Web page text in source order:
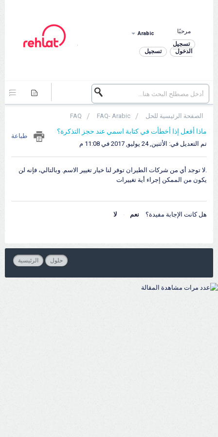
Arabic
مرحبًا
تسجيل
الدخول
تسجيل
الصفحة الرئيسية للحل FAQ- Arabic
FAQ
ماذا أفعل إذا أخطأت في كتابة اسمي عند حجز التذكرة؟
طباعة
تم التعديل في: الأثنين, 24 يوليو, 2017 في 11:08 م
.لا توجد أي من شركات الطيران توفر لنا خيار تغيير الاسم. وبالتالي، فإنه لن
يكون من الممكن إجراء أية تغييرات
هل كانت الإجابة مفيدة؟ نعم لا
الرئيسية حلول